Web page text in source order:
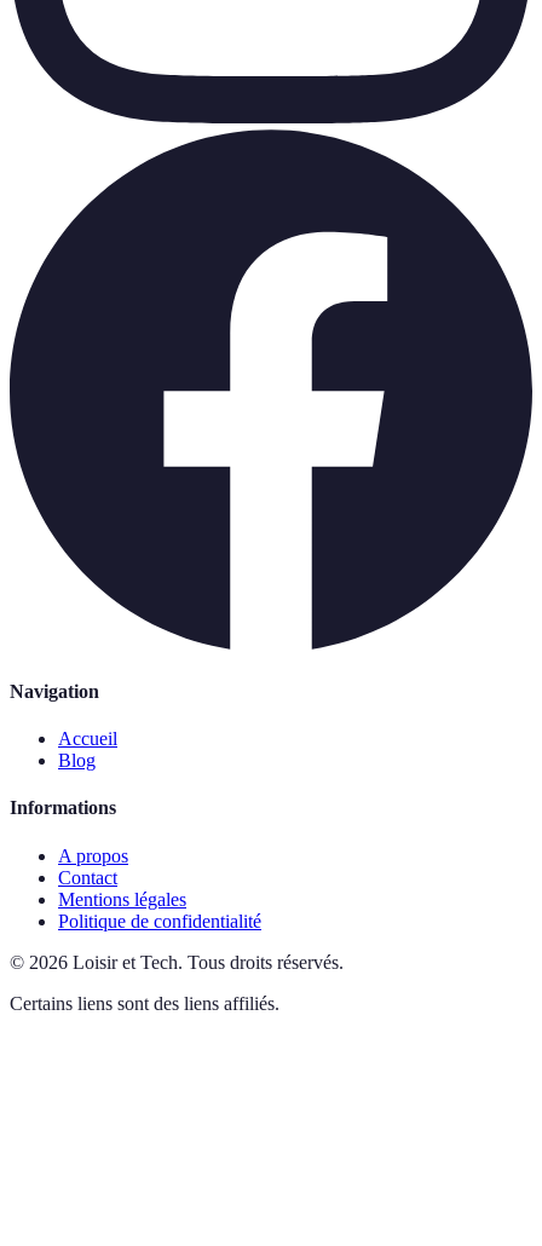
Navigation
Accueil
Blog
Informations
A propos
Contact
Mentions légales
Politique de confidentialité
© 2026 Loisir et Tech. Tous droits réservés.
Certains liens sont des liens affiliés.